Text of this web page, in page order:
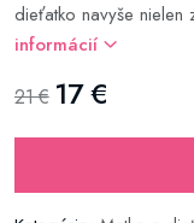
dieťatko navyše
informácií
21 € 17 €